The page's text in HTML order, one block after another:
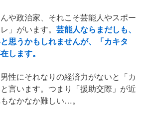
や政治家、それこそ芸能人やスポー
」がいます。 芸能人ならまだしも、
思うかもしれませんが、「カキタ
します。
性にそれなりの経済力がないと「カ
言います。つまり「援助交際」が近
なかなか難しい…。